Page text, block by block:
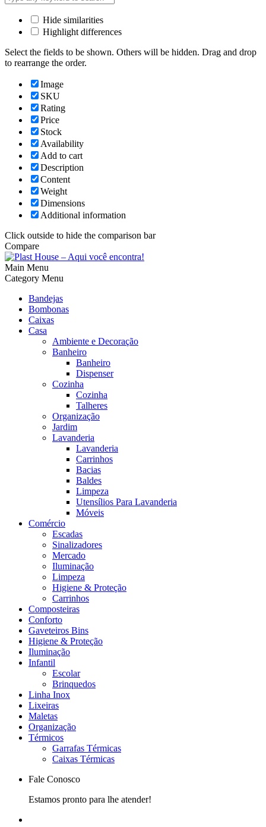
Hide similarities
Highlight differences
Select the fields to be shown. Others will be hidden. Drag and drop
to rearrange the order.
Image
SKU
Rating
Price
Stock
Availability
Add to cart
Description
Content
Weight
Dimensions
Additional information
Click outside to hide the comparison bar
Compare
Main Menu
Category Menu
Bandejas
Bombonas
Caixas
Casa
Ambiente e Decoração
Banheiro
Banheiro
Dispenser
Cozinha
Cozinha
Talheres
Organização
Jardim
Lavanderia
Lavanderia
Carrinhos
Bacias
Baldes
Limpeza
Utensílios Para Lavanderia
Móveis
Comércio
Escadas
Sinalizadores
Mercado
Iluminação
Limpeza
Higiene & Proteção
Carrinhos
Composteiras
Conforto
Gaveteiros Bins
Higiene & Proteção
Iluminação
Infantil
Escolar
Brinquedos
Linha Inox
Lixeiras
Maletas
Organização
Térmicos
Garrafas Térmicas
Caixas Térmicas
Fale Conosco
Estamos pronto para lhe atender!